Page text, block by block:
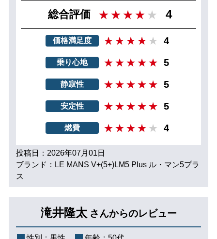
総合評価 4
価格満足度 4
乗り心地 5
静寂性 5
安定性 5
燃費 4
投稿日：2026年07月01日
ブランド：LE MANS V+(5+)LM5 Plus ル・マン5プラ
ス
滝井隆太 さんからのレビュー